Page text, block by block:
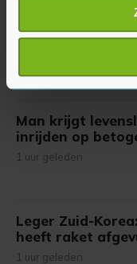
Uw apparaat
scannen op
Lees meer over hoe
verwerkt en stel uw
U kunt uw
Met cookies werkt
bezoek makkelijker
onze cookiepagina
Media: vliegtuig
drone Leipzig
Man krijgt
inrijden op
1 uur geleden
Leger Zuid-
heeft raket
1 uur geleden